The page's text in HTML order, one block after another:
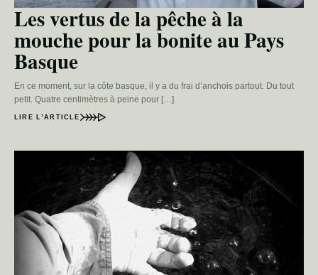
Les vertus de la pêche à la
mouche pour la bonite au Pays
Basque
En ce moment, sur la côte basque, il y a du frai d’anchois partout. Du tout
petit. Quatre centimètres à peine pour […]
LIRE L’ARTICLE